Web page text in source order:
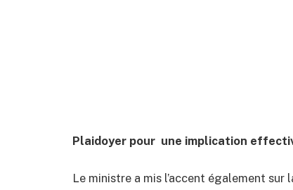
Plaidoyer pour une implication
Le ministre a mis l’accent également